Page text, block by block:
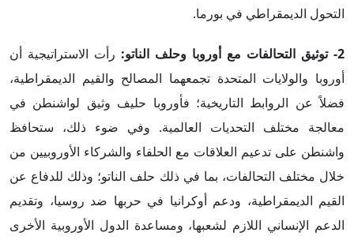
التحول الديمقراطي في بورما.
2- توثيق التحالفات مع أوروبا وحلف الناتو: رأت الاستراتيجية أن
أوروبا والولايات المتحدة تجمعهما المصالح والقيم الديمقراطية،
فضلاً عن الروابط التاريخية؛ فأوروبا حليف وثيق لواشنطن في
معالجة مختلف التحديات العالمية. وفي ضوء ذلك، ستحافظ
واشنطن على تدعيم العلاقات مع الحلفاء والشركاء الأوروبيين من
خلال مختلف التحالفات، بما في ذلك حلف الناتو؛ وذلك للدفاع عن
القيم الديمقراطية، ودعم أوكرانيا في حربها ضد روسيا، وتقديم
الدعم الإنساني اللازم لشعبها، ومساعدة الدول الأوروبية الأخرى